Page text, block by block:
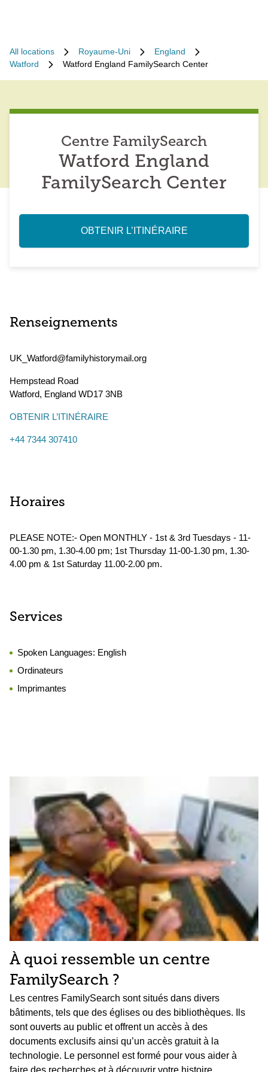
All locations Royaume-Uni
England
Watford
Watford England FamilySearch Center
Centre FamilySearch
Watford England
FamilySearch Center
OBTENIR L’ITINÉRAIRE
Renseignements
UK_Watford@familyhistorymail.org
Hempstead Road
Watford, England WD17 3NB
OBTENIR L’ITINÉRAIRE
+44 7344 307410
Horaires
PLEASE NOTE:- Open MONTHLY - 1st & 3rd Tuesdays - 11-
00-1.30 pm, 1.30-4.00 pm; 1st Thursday 11-00-1.30 pm, 1.30-
4.00 pm & 1st Saturday 11.00-2.00 pm.
Services
Spoken Languages: English
Ordinateurs
Imprimantes
À quoi ressemble un centre
FamilySearch ?
Les centres FamilySearch sont situés dans divers
bâtiments, tels que des églises ou des bibliothèques. Ils
sont ouverts au public et offrent un accès à des
documents exclusifs ainsi qu’un accès gratuit à la
technologie. Le personnel est formé pour vous aider à
faire des recherches et à découvrir votre histoire